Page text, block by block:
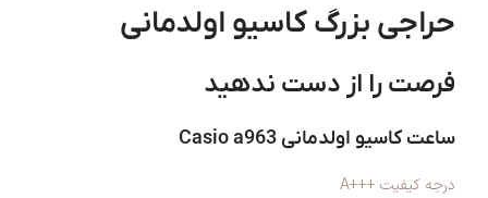
حراجی بزرگ کاسیو اولدمانی
فرصت را از دست ندهید
ساعت کاسیو اولدمانی Casio a963
درجه کیفیت +++A